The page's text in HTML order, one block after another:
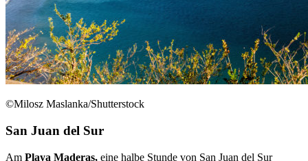
©Milosz Maslanka/Shutterstock
San Juan del Sur
Am Playa Maderas, eine halbe Stunde von San Juan del Sur